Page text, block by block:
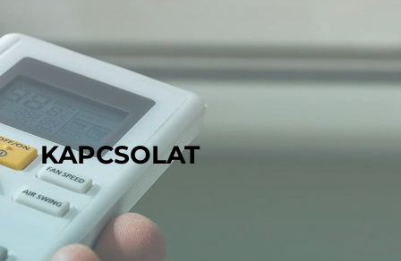
KAPCSOLAT